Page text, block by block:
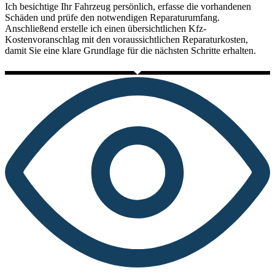
Ich besichtige Ihr Fahrzeug persönlich, erfasse die vorhandenen
Schäden und prüfe den notwendigen Reparaturumfang.
Anschließend erstelle ich einen übersichtlichen Kfz-
Kostenvoranschlag mit den voraussichtlichen Reparaturkosten,
damit Sie eine klare Grundlage für die nächsten Schritte erhalten.